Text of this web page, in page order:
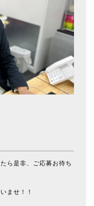
ら是非、ご応募お待ち
ませ！！